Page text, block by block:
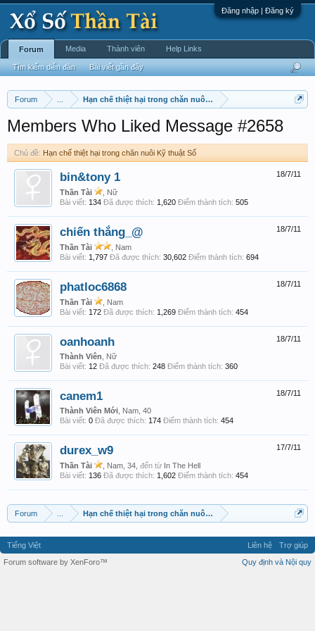
Đăng nhập | Đăng ký
Forum Hạn chế thiệt hại trong chăn nuôi Kỹ thuật Số
Members Who Liked Message #2658
Chủ đề: Hạn chế thiệt hại trong chăn nuôi Kỹ thuật Số
18/7/11
bin&tony 1
Thần Tài
, Nữ
Bài viết: 134 Đã được thích: 1,620 Điểm thành tích: 505
18/7/11
chiến thắng_@
Thần Tài
, Nam
Bài viết: 1,797 Đã được thích: 30,602 Điểm thành tích: 694
18/7/11
phatloc6868
Thần Tài
, Nam
Bài viết: 172 Đã được thích: 1,269 Điểm thành tích: 454
18/7/11
oanhoanh
Thành Viên , Nữ
Bài viết: 12 Đã được thích: 248 Điểm thành tích: 360
18/7/11
canem1
Thành Viên Mới , Nam, 40
Bài viết: 0 Đã được thích: 174 Điểm thành tích: 454
17/7/11
durex_w9
Thần Tài , Nam, 34, đến từ In The Hell
Bài viết: 136 Đã được thích: 1,602 Điểm thành tích: 454
Forum Hạn chế thiệt hại trong chăn nuôi Kỹ thuật Số
Forum
Tìm kiếm diễn đàn Bài viết gần đây
Media Thành viên Help Links
Tiếng Việt Liên hệ
Trợ giúp
Quy định và Nội quy
Forum software by XenForo™